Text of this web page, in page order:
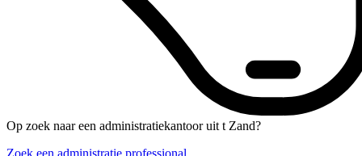
Op zoek naar een administratiekantoor uit t Zand?
Zoek een administratie professional